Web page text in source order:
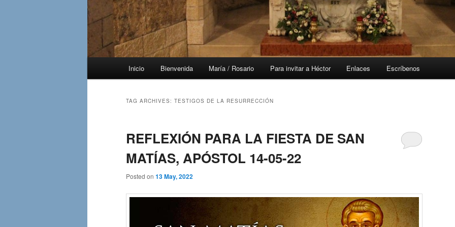
Inicio Bienvenida María / Rosario Para invitar a Héctor Enlaces Escríbenos
TAG ARCHIVES: TESTIGOS DE LA RESURRECCIÓN
REFLEXIÓN PARA LA FIESTA DE SAN
MATÍAS, APÓSTOL 14-05-22
Posted on 13 May, 2022